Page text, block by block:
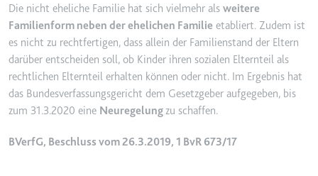
Typ:
HTTP-Cookie
_gcl_au
Anbieter:
smartlaw.de
Zweck:
Wird verwendet, um die Effizienz
der Werbeaktivitäten der Website
Conversion-Rate der Anzeigen der
Die nicht eheliche Familie hat sich vielmehr als weitere
Familienform neben der ehelichen Familie etabliert. Zudem ist
es nicht zu rechtfertigen, dass allein der Familienstand der Eltern
darüber entscheiden soll, ob Kinder ihren sozialen Elternteil als
rechtlichen Elternteil erhalten können oder nicht. Im Ergebnis hat
das Bundesverfassungsgericht dem Gesetzgeber aufgegeben, bis
zum 31.3.2020 eine Neuregelungzu schaffen.
BVerfG, Beschluss vom 26.3.2019, 1 BvR 673/17